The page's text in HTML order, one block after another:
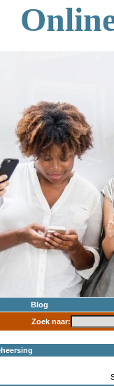
Blog
Zoek naar: